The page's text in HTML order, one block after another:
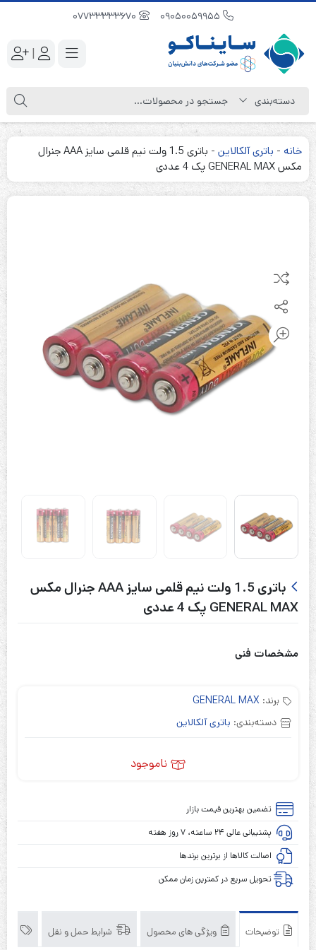
|
خانه - باتری آلکالاین -
باتری 1.5 ولت نیم قلمی سایز AAA جنرال
مکس GENERAL MAX پک 4 عددی
باتری 1.5 ولت نیم قلمی سایز AAA جنرال مکس
GENERAL MAX پک 4 عددی
مشخصات فنی
برند: GENERAL MAX
دسته‌بندی: باتری آلکالاین
ناموجود
تضمین بهترین قیمت بازار
پشتیبانی عالی ۲۴ ساعته، ۷ روز هفته
اصالت کالاها از برترین برندها
تحویل سریع در کمترین زمان ممکن
توضیحات ویژگی های محصول شرایط حمل و نقل